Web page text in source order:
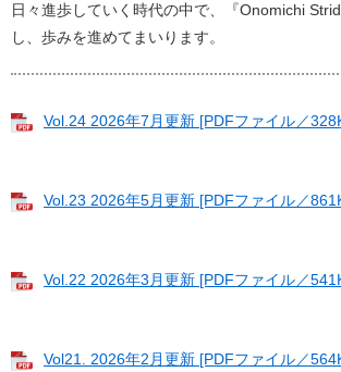
日々進歩していく時代の中で、『Onomichi
し、歩みを進めてまいります。
Vol.24 2026年7月更新 [PDFファイル／
Vol.23 2026年5月更新 [PDFファイル／
Vol.22 2026年3月更新 [PDFファイル／
Vol21. 2026年2月更新 [PDFファイル／